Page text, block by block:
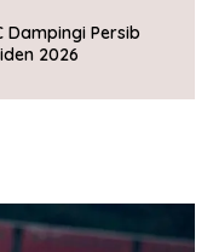
Dampingi Persib
2026